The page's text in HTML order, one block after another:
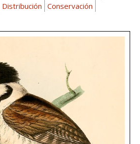
Distribución Conservación